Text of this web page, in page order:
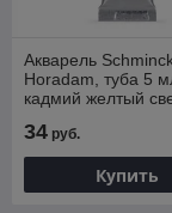
Акварель
Horadam, туба 5
кадмий желтый
№224
34 руб.
Купить